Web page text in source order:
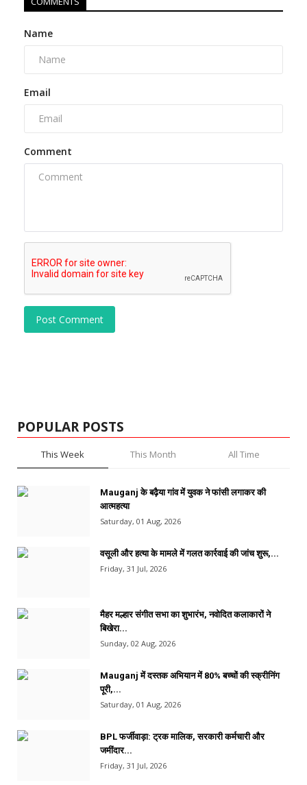
Name
Email
Comment
Post Comment
POPULAR POSTS
This Week This Month All Time
Mauganj के बढ़ैया गांव में युवक ने फांसी लगाकर की
आत्महत्या
Saturday, 01 Aug, 2026
वसूली और हत्या के मामले में गलत कार्रवाई की जांच शुरू,...
Friday, 31 Jul, 2026
मैहर मल्हार संगीत सभा का शुभारंभ, नवोदित कलाकारों ने
बिखेरा...
Sunday, 02 Aug, 2026
Mauganj में दस्तक अभियान में 80% बच्चों की स्क्रीनिंग
पूरी,...
Saturday, 01 Aug, 2026
BPL फर्जीवाड़ा: ट्रक मालिक, सरकारी कर्मचारी और
जमींदार...
Friday, 31 Jul, 2026